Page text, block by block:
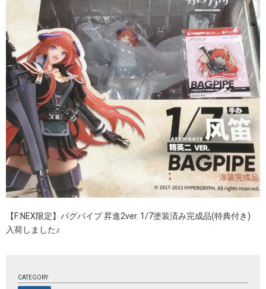
【F:NEX限定】バグパイプ 昇進2ver. 1/7塗装済み完成品(特典付き)
入荷しました♪
CATEGORY